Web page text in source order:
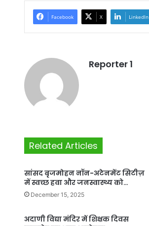
Facebook X LinkedIn
Reporter 1
Related Articles
सांसद बृजमोहन नॉन-अटेनमेंट सिटीज़
में स्वच्छ हवा और जनस्वास्थ्य को…
December 15, 2025
अदाणी विद्या मंदिर में शिक्षक दिवस